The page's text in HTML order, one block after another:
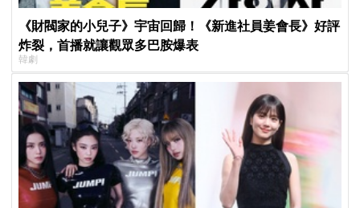
《財閥家的小兒子》宇宙回歸！《新進社員姜會長》好評
炸裂，首播就讓觀眾多巴胺爆表
韓劇